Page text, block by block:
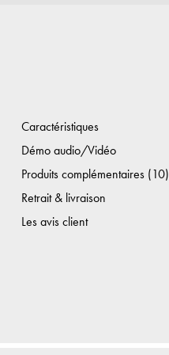
Caractéristiques
Démo audio/Vidéo
Produits complémentaires (10)
Retrait & livraison
Les avis client